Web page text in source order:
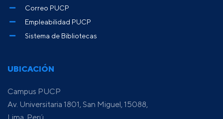
UBICACIÓN
Campus PUCP
Av. Universitaria 1801, San Miguel, 15088,
Lima, Perú
Correo PUCP
Empleabilidad PUCP
Sistema de Bibliotecas